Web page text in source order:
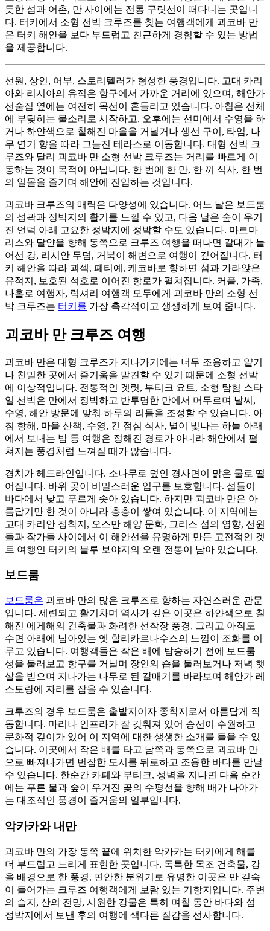
듯한 섬과 어촌, 만 사이에는 전통 구릿선이 떠다니는 곳입니
다. 터키에서 소형 선박 크루즈를 찾는 여행객에게 괴코바 만
은 터키 해안을 보다 부드럽고 친근하게 경험할 수 있는 방법
을 제공합니다.
선원, 상인, 어부, 스토리텔러가 형성한 풍경입니다. 고대 카리
아와 리시아의 유적은 항구에서 가까운 거리에 있으며, 해안가
선술집 옆에는 여전히 목선이 흔들리고 있습니다. 아침은 선체
에 부딪히는 물소리로 시작하고, 오후에는 선미에서 수영을 하
거나 하얀색으로 칠해진 마을을 거닐거나 생선 구이, 타임, 나
무 연기 향을 따라 그늘진 테라스로 이동합니다. 대형 선박 크
루즈와 달리 괴코바 만 소형 선박 크루즈는 거리를 빠르게 이
동하는 것이 목적이 아닙니다. 한 번에 한 만, 한 끼 식사, 한 번
의 일몰을 즐기며 해안에 진입하는 것입니다.
괴코바 크루즈의 매력은 다양성에 있습니다. 어느 날은 보드룸
의 성곽과 정박지의 활기를 느낄 수 있고, 다음 날은 숲이 우거
진 언덕 아래 고요한 정박지에 정박할 수도 있습니다. 마르마
리스와 달얀을 향해 동쪽으로 크루즈 여행을 떠나면 갈대가 늘
어선 강, 리시안 무덤, 거북이 해변으로 여행이 깊어집니다. 터
키 해안을 따라 괴섹, 페티예, 케코바로 향하면 섬과 가라앉은
유적지, 보호된 석호로 이어진 항로가 펼쳐집니다. 커플, 가족,
나홀로 여행자, 럭셔리 여행객 모두에게 괴코바 만의 소형 선
박 크루즈는 터키를 가장 촉각적이고 생생하게 보여 줍니다.
괴코바 만 크루즈 여행
괴코바 만은 대형 크루즈가 지나가기에는 너무 조용하고 얕거
나 친밀한 곳에서 즐거움을 발견할 수 있기 때문에 소형 선박
에 이상적입니다. 전통적인 겟릿, 부티크 요트, 소형 탐험 스타
일 선박은 만에서 정박하고 반투명한 만에서 머무르며 날씨,
수영, 해안 방문에 맞춰 하루의 리듬을 조정할 수 있습니다. 아
침 항해, 마을 산책, 수영, 긴 점심 식사, 별이 빛나는 하늘 아래
에서 보내는 밤 등 여행은 정해진 경로가 아니라 해안에서 펼
쳐지는 풍경처럼 느껴질 때가 많습니다.
경치가 헤드라인입니다. 소나무로 덮인 경사면이 맑은 물로 떨
어집니다. 바위 곶이 비밀스러운 입구를 보호합니다. 섬들이
바다에서 낮고 푸르게 솟아 있습니다. 하지만 괴코바 만은 아
름답기만 한 것이 아니라 층층이 쌓여 있습니다. 이 지역에는
고대 카리안 정착지, 오스만 해양 문화, 그리스 섬의 영향, 선원
들과 작가들 사이에서 이 해안선을 유명하게 만든 고전적인 겟
트 여행인 터키의 블루 보야지의 오랜 전통이 남아 있습니다.
보드룸
보드룸은 괴코바 만의 많은 크루즈로 향하는 자연스러운 관문
입니다. 세련되고 활기차며 역사가 깊은 이곳은 하얀색으로 칠
해진 에게해의 건축물과 화려한 선착장 풍경, 그리고 아직도
수면 아래에 남아있는 옛 할리카르나수스의 느낌이 조화를 이
루고 있습니다. 여행객들은 작은 배에 탑승하기 전에 보드룸
성을 둘러보고 항구를 거닐며 장인의 숍을 둘러보거나 저녁 햇
살을 받으며 지나가는 나무로 된 갈매기를 바라보며 해안가 레
스토랑에 자리를 잡을 수 있습니다.
크루즈의 경우 보드룸은 출발지이자 종착지로서 아름답게 작
동합니다. 마리나 인프라가 잘 갖춰져 있어 승선이 수월하고
문화적 깊이가 있어 이 지역에 대한 생생한 소개를 들을 수 있
습니다. 이곳에서 작은 배를 타고 남쪽과 동쪽으로 괴코바 만
으로 빠져나가면 번잡한 도시를 뒤로하고 조용한 바다를 만날
수 있습니다. 한순간 카페와 부티크, 성벽을 지나면 다음 순간
에는 푸른 물과 숲이 우거진 곶의 수평선을 향해 배가 나아가
는 대조적인 풍경이 즐거움의 일부입니다.
악카카와 내만
괴코바 만의 가장 동쪽 끝에 위치한 악카카는 터키에게 해를
더 부드럽고 느리게 표현한 곳입니다. 독특한 목조 건축물, 강
을 배경으로 한 풍경, 편안한 분위기로 유명한 이곳은 만 깊숙
이 들어가는 크루즈 여행객에게 보람 있는 기항지입니다. 주변
의 습지, 산의 전망, 시원한 강물은 특히 며칠 동안 바다와 섬
정박지에서 보낸 후의 여행에 색다른 질감을 선사합니다.